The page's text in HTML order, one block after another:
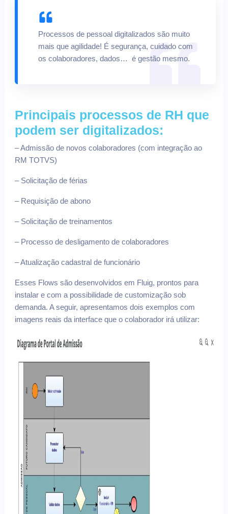
Processos de pessoal digitalizados são muito
mais que agilidade! É segurança, cuidado com
os colaboradores, dados… é gestão mesmo.
Principais processos de RH que
podem ser digitalizados:
– Admissão de novos colaboradores (com integração ao
RM TOTVS)
– Solicitação de férias
– Requisição de abono
– Solicitação de treinamentos
– Processo de desligamento de colaboradores
– Atualização cadastral de funcionário
Esses Flows são desenvolvidos em Fluig, prontos para
instalar e com a possibilidade de customização sob
demanda. A seguir, apresentamos dois exemplos com
imagens reais da interface que o colaborador irá utilizar: